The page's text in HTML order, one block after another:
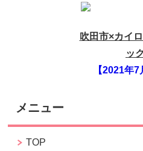
吹田市×カイ
ック
【2021年7
メニュー
TOP